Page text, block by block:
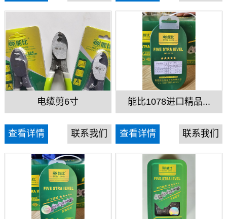
电缆剪6寸
查看详情 联系我们
能比1078进口精品...
查看详情 联系我们